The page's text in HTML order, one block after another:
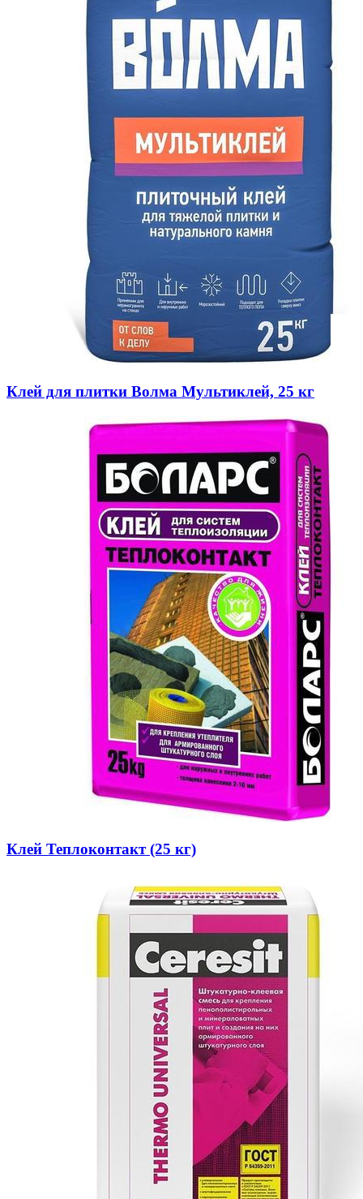
Клей для плитки Волма Мультиклей, 25 кг
Клей Теплоконтакт (25 кг)